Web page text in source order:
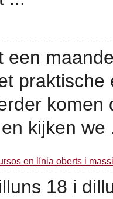
een
kijken we
en línia oberts i
18 i